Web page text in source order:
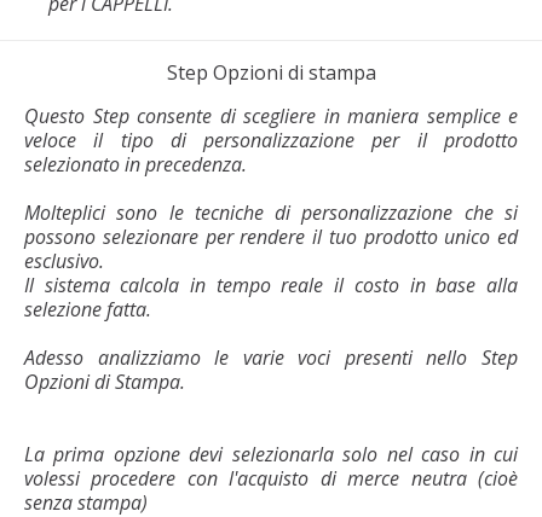
Step Opzioni di stampa
Questo Step consente di scegliere in maniera semplice e
veloce il tipo di personalizzazione per il prodotto
selezionato in precedenza.
Molteplici sono le tecniche di personalizzazione che si
possono selezionare per rendere il tuo prodotto unico ed
esclusivo.
Il sistema calcola in tempo reale il costo in base alla
selezione fatta.
Adesso analizziamo le varie voci presenti nello Step
Opzioni di Stampa.
La prima opzione devi selezionarla solo nel caso in cui
volessi procedere con l'acquisto di merce neutra (cioè
senza stampa)